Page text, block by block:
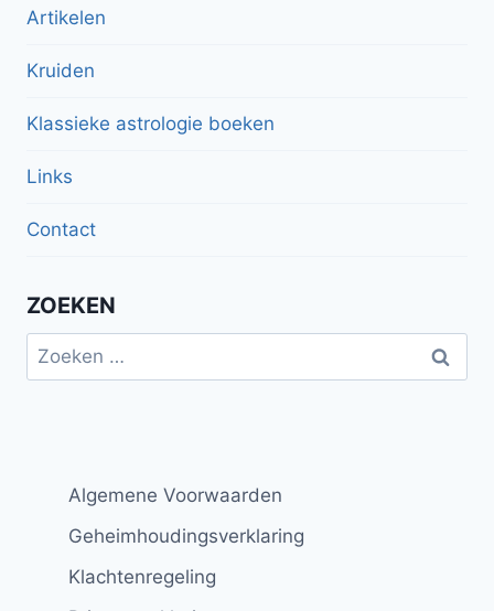
Artikelen
Kruiden
Klassieke astrologie boeken
Links
Contact
ZOEKEN
Zoeken
naar:
Algemene Voorwaarden
Geheimhoudingsverklaring
Klachtenregeling